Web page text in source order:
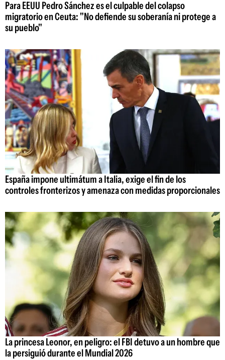
Para EEUU Pedro Sánchez es el culpable del colapso
migratorio en Ceuta: "No defiende su soberanía ni protege a
su pueblo"
España impone ultimátum a Italia, exige el fin de los
controles fronterizos y amenaza con medidas proporcionales
La princesa Leonor, en peligro: el FBI detuvo a un hombre que
la persiguió durante el Mundial 2026